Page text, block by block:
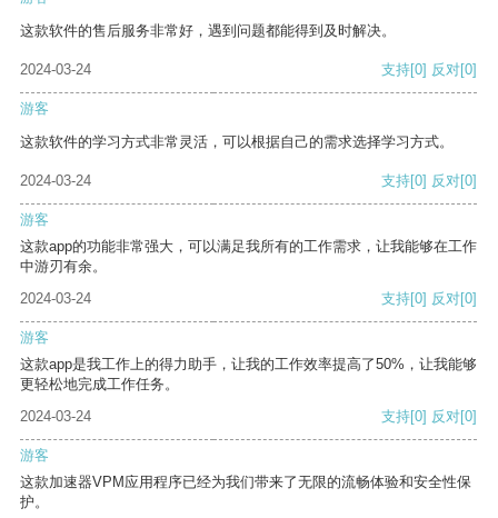
这款软件的售后服务非常好，遇到问题都能得到及时解决。
2024-03-24 支持[0] 反对[0]
游客
这款软件的学习方式非常灵活，可以根据自己的需求选择学习方式。
2024-03-24 支持[0] 反对[0]
游客
这款app的功能非常强大，可以满足我所有的工作需求，让我能够在工作
中游刃有余。
2024-03-24
支持[0] 反对[0]
游客
这款app是我工作上的得力助手，让我的工作效率提高了50%，让我能够
更轻松地完成工作任务。
2024-03-24
支持[0] 反对[0]
游客
这款加速器VPM应用程序已经为我们带来了无限的流畅体验和安全性保
护。